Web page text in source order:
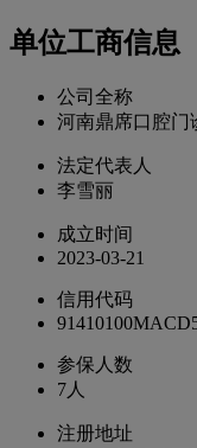
单位工商信息
公司全称
河南鼎席口腔门
法定代表人
李雪丽
成立时间
2023-03-21
信用代码
参保人数
7人
注册地址